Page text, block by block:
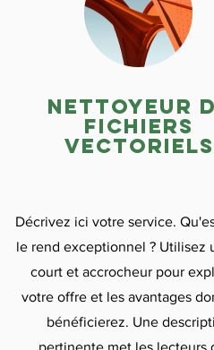
nettoyeur
fichiers
vectoriels
Décrivez ici votre service.
le rend exceptionnel ? Utilisez
court et accrocheur pour
votre offre et les avantages
bénéficierez. Une
pertinente met les lecteurs